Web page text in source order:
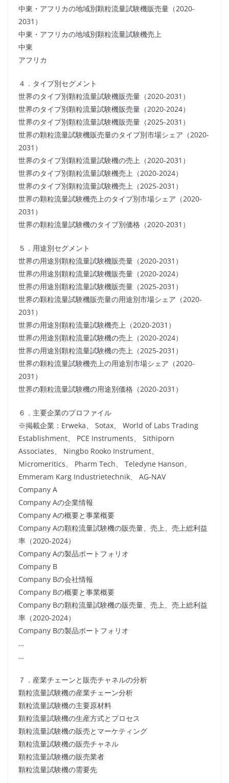
中東・アフリカの地域別顆粒流量試験機販売量（2020-
2031）
中東・アフリカの地域別顆粒流量試験機売上
中東
アフリカ
４．タイプ別セグメント
世界のタイプ別顆粒流量試験機販売量（2020-2031）
世界のタイプ別顆粒流量試験機販売量（2020-2024）
世界のタイプ別顆粒流量試験機販売量（2025-2031）
世界の顆粒流量試験機販売量のタイプ別市場シェア（2020-
2031）
世界のタイプ別顆粒流量試験機の売上（2020-2031）
世界のタイプ別顆粒流量試験機売上（2020-2024）
世界のタイプ別顆粒流量試験機売上（2025-2031）
世界の顆粒流量試験機売上のタイプ別市場シェア（2020-
2031）
世界の顆粒流量試験機のタイプ別価格（2020-2031）
５．用途別セグメント
世界の用途別顆粒流量試験機販売量（2020-2031）
世界の用途別顆粒流量試験機販売量（2020-2024）
世界の用途別顆粒流量試験機販売量（2025-2031）
世界の顆粒流量試験機販売量の用途別市場シェア（2020-
2031）
世界の用途別顆粒流量試験機売上（2020-2031）
世界の用途別顆粒流量試験機の売上（2020-2024）
世界の用途別顆粒流量試験機の売上（2025-2031）
世界の顆粒流量試験機売上の用途別市場シェア（2020-
2031）
世界の顆粒流量試験機の用途別価格（2020-2031）
６．主要企業のプロファイル
※掲載企業：Erweka、 Sotax、 World of Labs Trading
Establishment、 PCE Instruments、 Sithiporn
Associates、 Ningbo Rooko Instrument、
Micromeritics、 Pharm Tech、 Teledyne Hanson、
Emmeram Karg Industrietechnik、 AG-NAV
Company A
Company Aの企業情報
Company Aの概要と事業概要
Company Aの顆粒流量試験機の販売量、売上、売上総利益
率（2020-2024）
Company Aの製品ポートフォリオ
Company B
Company Bの会社情報
Company Bの概要と事業概要
Company Bの顆粒流量試験機の販売量、売上、売上総利益
率（2020-2024）
Company Bの製品ポートフォリオ
…
…
７．産業チェーンと販売チャネルの分析
顆粒流量試験機の産業チェーン分析
顆粒流量試験機の主要原材料
顆粒流量試験機の生産方式とプロセス
顆粒流量試験機の販売とマーケティング
顆粒流量試験機の販売チャネル
顆粒流量試験機の販売業者
顆粒流量試験機の需要先